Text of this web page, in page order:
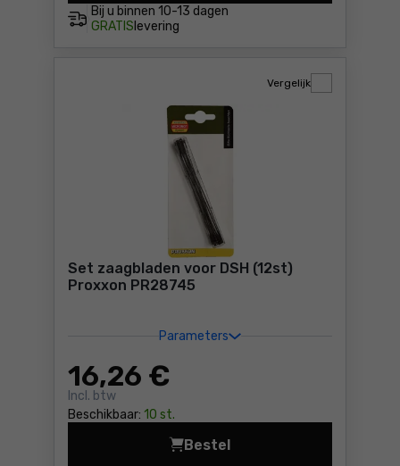
Bij u binnen 10-13 dagen
GRATIS levering
Set zaagbladen voor DSH (12st)
Proxxon PR28745
Parameters
16,26 €
Incl. btw
Beschikbaar: 10 st.
Vergelijk
Bestel
Set zaagbladen voor DSH